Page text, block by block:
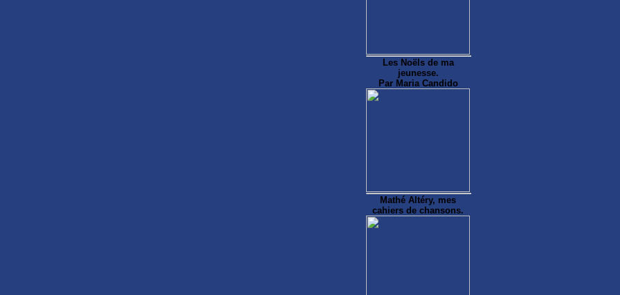
Les Noëls de ma
jeunesse.
Par Maria Candido
Mathé Altéry, mes
cahiers de chansons.